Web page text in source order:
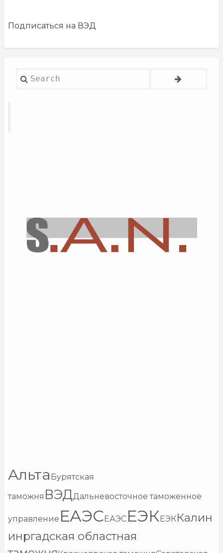
Подписаться на ВЭД
Search
Альта Бурятская
таможня ВЭДДальневосточное таможенное
управление ЕАЭСЕАЭС ЕЭКЕЭККалин
инргадская областная